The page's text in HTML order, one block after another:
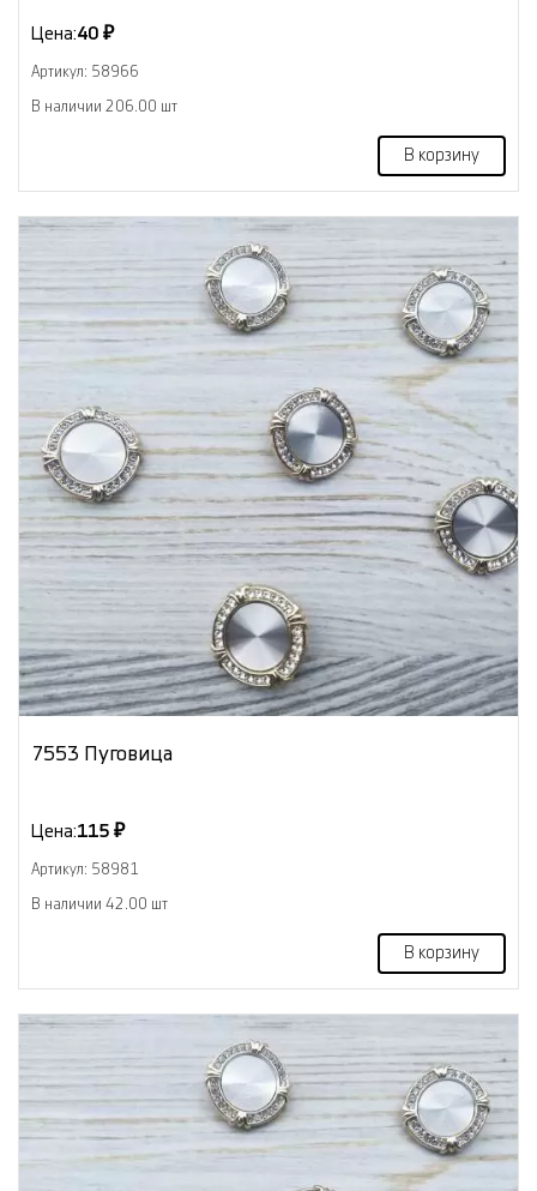
Цена:40 ₽
Артикул: 58966
В наличии 206.00 шт
В корзину
7553 Пуговица
Цена:115 ₽
Артикул: 58981
В наличии 42.00 шт
В корзину